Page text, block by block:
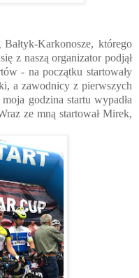
Karkonosze, którego
z naszą organizator podjął
- na początku startowały
a zawodnicy z pierwszych
godzina startu wypadła
ze mną startował Mirek,